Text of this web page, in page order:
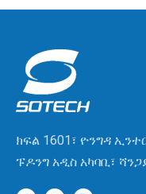
ክፍል 1601፣ ዮንግዳ
ፑዶንግ አዲስ አካባቢ፣